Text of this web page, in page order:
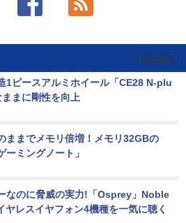
1ピースアルミホイール「CE28 N-plu
まに剛性を向上
ままでメモリ倍増！メモリ32GBの
ーミングノート」
なのに脅威の実力!「Osprey」Noble
レスイヤフォン4機種を一気に聴く